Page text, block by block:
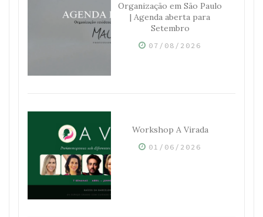
Organização em São Paulo
| Agenda aberta para
Setembro
07/08/2026
Workshop A Virada
01/06/2026